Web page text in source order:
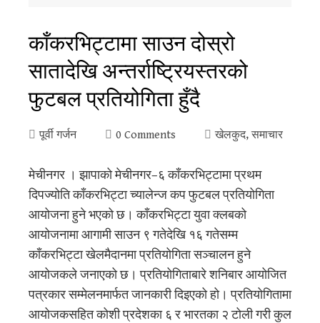
काँकरभिट्टामा साउन दोस्रो
सातादेखि अन्तर्राष्ट्रियस्तरको
फुटबल प्रतियोगिता हुँदै
पूर्वी गर्जन 0 Comments खेलकुद, समाचार
मेचीनगर । झापाको मेचीनगर–६ काँकरभिट्टामा प्रथम
दिपज्योति काँकरभिट्टा च्यालेन्ज कप फुटबल प्रतियोगिता
आयोजना हुने भएको छ। काँकरभिट्टा युवा क्लबको
आयोजनामा आगामी साउन ९ गतेदेखि १६ गतेसम्म
काँकरभिट्टा खेलमैदानमा प्रतियोगिता सञ्चालन हुने
आयोजकले जनाएको छ। प्रतियोगिताबारे शनिबार आयोजित
पत्रकार सम्मेलनमार्फत जानकारी दिइएको हो। प्रतियोगितामा
आयोजकसहित कोशी प्रदेशका ६ र भारतका २ टोली गरी कुल